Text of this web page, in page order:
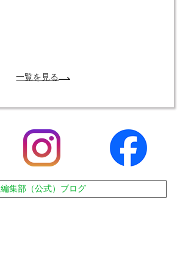
一覧を見る
編集部（公式）ブログ